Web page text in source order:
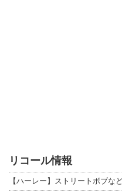
リコール情報
【ハーレー】ストリートボブな